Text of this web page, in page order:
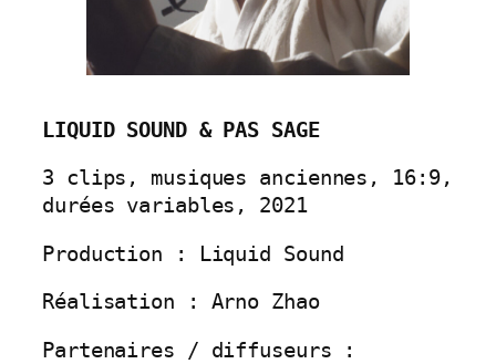
LIQUID SOUND & PAS SAGE
3 clips, musiques anciennes, 16:9,
durées variables, 2021
Production : Liquid Sound
Réalisation : Arno Zhao
Partenaires / diffuseurs :